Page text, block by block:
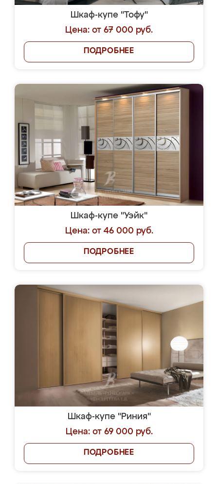
Шкаф-купе "Тофу"
Цена: от 67 000 руб.
ПОДРОБНЕЕ
Шкаф-купе "Уэйк"
Цена: от 46 000 руб.
ПОДРОБНЕЕ
Шкаф-купе "Риния"
Цена: от 69 000 руб.
ПОДРОБНЕЕ